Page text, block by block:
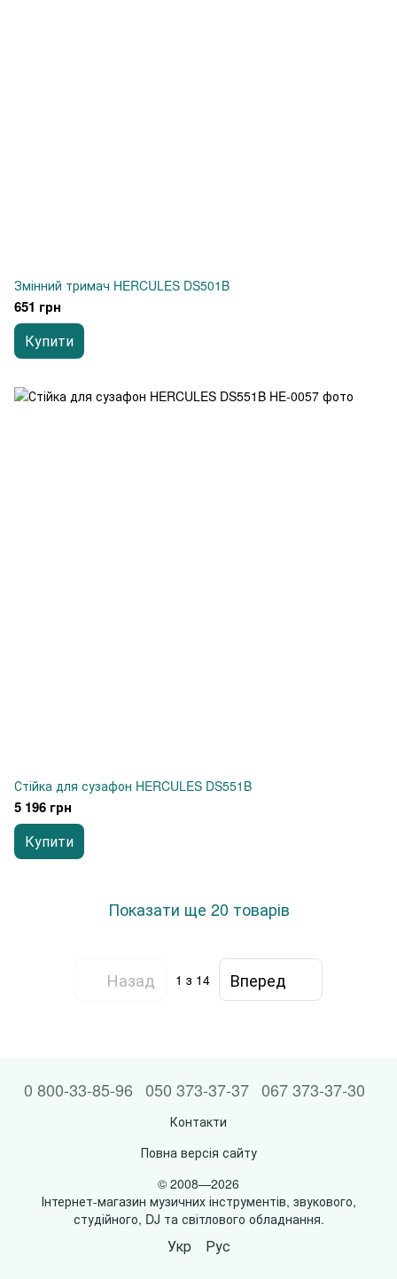
Змінний тримач HERCULES DS501B
651 грн
Купити
Стійка для сузафон HERCULES DS551B
5 196 грн
Купити
Показати ще 20 товарів
Назад 1 з 14 Вперед
0 800-33-85-96 050 373-37-37 067 373-37-30
Контакти
Повна версія сайту
© 2008—2026
Інтернет-магазин музичних інструментів, звукового,
студійного, DJ та світлового обладнання.
Укр Рус